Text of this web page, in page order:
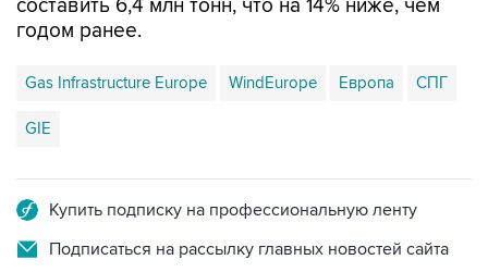
Gas Infrastructure Europe
GIE
Подписаться на рассылку главных новостей сайта
Получать оперативные новости в официальном